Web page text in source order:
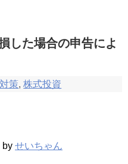
した場合の申告によ
策,株式投資
by せいちゃん